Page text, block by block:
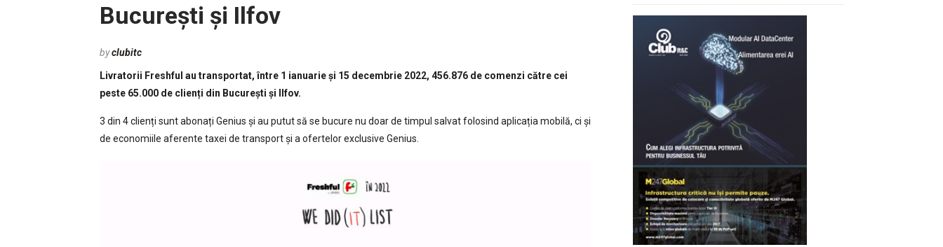
București și Ilfov
byclubitc
Livratorii Freshful au transportat, între 1 ianuarie și 15 decembrie 2022, 456.876 de comenzi către cei
peste 65.000 de clienți din București și Ilfov.
3 din 4 clienți sunt abonați Genius și au putut să se bucure nu doar de timpul salvat folosind aplicația mobilă, ci și
de economiile aferente taxei de transport și a ofertelor exclusive Genius.